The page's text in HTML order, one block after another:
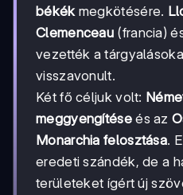
békék megkötésére.
Clemenceau (francia)
vezették a
visszavonult.
Két fő céljuk volt:
meggyengítéseés az
Monarchia felosztása.
eredeti szándék, de a
területeket ígért új